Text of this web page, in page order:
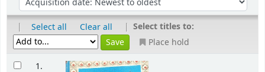
| Select all Clear all | Select titles to:
Place hold
1.